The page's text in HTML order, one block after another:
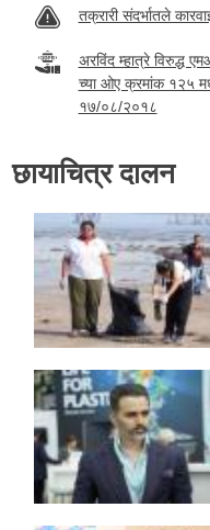
तक्रारी संदर्भातले
अरविंद म्हात्रे विरुद्ध
च्या ओए क्रमांक १२५
१७/०८/२०१८
छायाचित्र दालन